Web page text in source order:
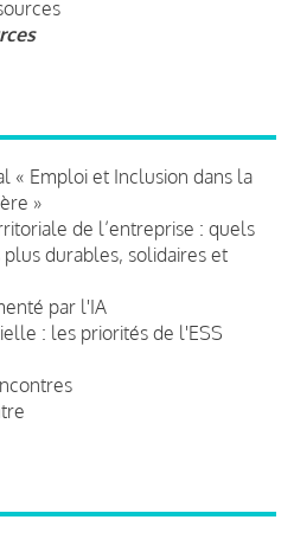
« Emploi et Inclusion dans la
»
de l’entreprise : quels
durables, solidaires et
par l'IA
: les priorités de l'ESS